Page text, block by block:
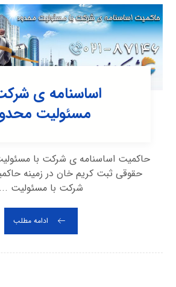
اساسنامه ی
مسئولیت
حاکمیت اساسنامه ی شرکت با
حقوقی ثبت کریم خان در زمینه
شرکت با مسئولیت ...
ادامه مطلب